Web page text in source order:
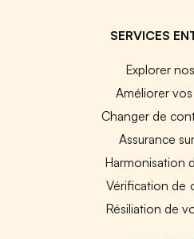
SERVICES
Explorer
Améliorer
Changer de
Assurance
Harmonisation
Vérification de
Résiliation de